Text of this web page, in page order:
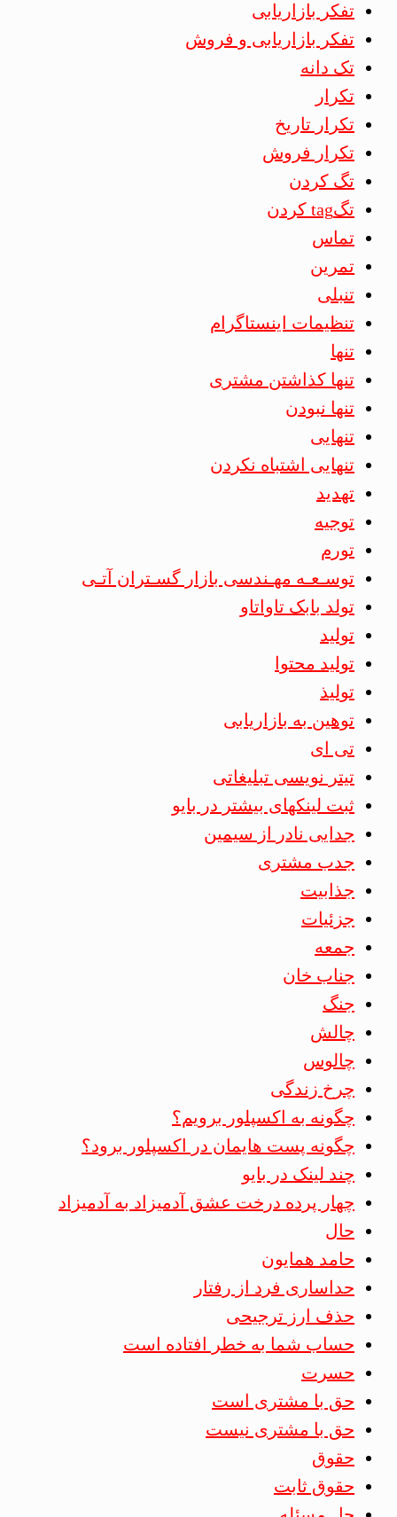
تفکر بازاریابی
تفکر بازاریابی و فروش
تک دانه
تکرار
تکرار تاریخ
تکرار فروش
تگ کردن
تگtag کردن
تماس
تمرین
تنبلی
تنظیمات اینستاگرام
تنها
تنها کذاشتن مشتری
تنها نبودن
تنهایی
تنهایی اشتباه نکردن
تهدید
توجیه
تورم
توسـعـه مهـندسی بازار گسـتران آتـی
تولد بابک تاواتاو
تولید
تولید محتوا
تولیذ
توهین به بازاریابی
تی ای
تیتر نویسی تبلیغاتی
ثبت لینکهای بیشتر در بایو
جدایی نادر از سیمین
جدب مشتری
جذابیت
جزئیات
جمعه
جناب خان
جنگ
چالش
چالوس
چرخ زندگی
چگونه به اکسپلور برویم؟
چگونه پست هایمان در اکسپلور برود؟
چند لینک در بایو
چهار پرده درخت عشق آدمیزاد به آدمیزاد
حال
حامد همایون
حداساری فرد از رفتار
حذف ارز ترجیحی
حساب شما به خطر افتاده است
حسرت
حق با مشتری است
حق با مشتری نیست
حقوق
حقوق ثابت